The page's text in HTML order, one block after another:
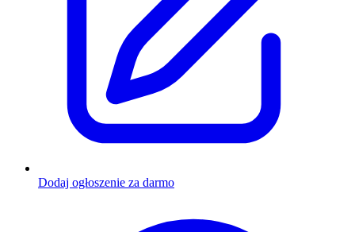
Dodaj ogłoszenie za darmo